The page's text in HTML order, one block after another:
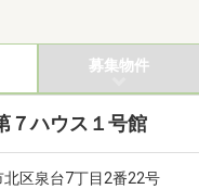
募集物件
７ハウス１号館
北区泉台7丁目2番22号